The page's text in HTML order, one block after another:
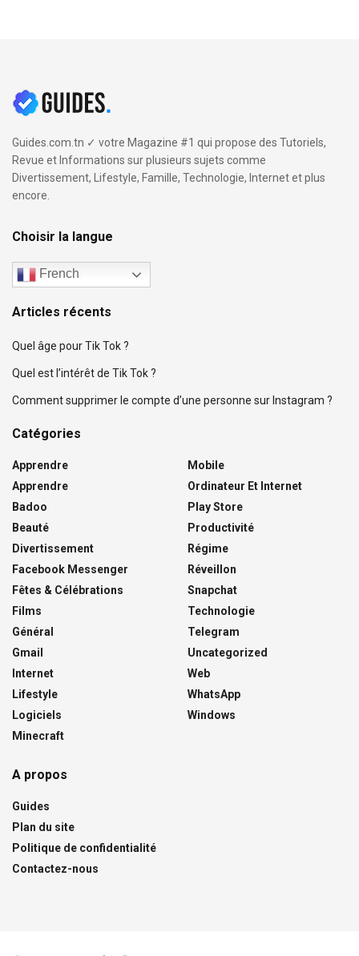
Guides.com.tn ✓ votre Magazine #1 qui propose des Tutoriels,
Revue et Informations sur plusieurs sujets comme
Divertissement, Lifestyle, Famille, Technologie, Internet et plus
encore.
Choisir la langue
French
Articles récents
Quel âge pour Tik Tok ?
Quel est l’intérêt de Tik Tok ?
Comment supprimer le compte d’une personne sur Instagram ?
Catégories
Apprendre
Apprendre
Badoo
Beauté
Divertissement
Facebook Messenger
Fêtes & Célébrations
Films
Général
Gmail
Internet
Lifestyle
Logiciels
Minecraft
Mobile
Ordinateur Et Internet
Play Store
Productivité
Régime
Réveillon
Snapchat
Technologie
Telegram
Uncategorized
Web
WhatsApp
Windows
A propos
Guides
Plan du site
Politique de confidentialité
Contactez-nous